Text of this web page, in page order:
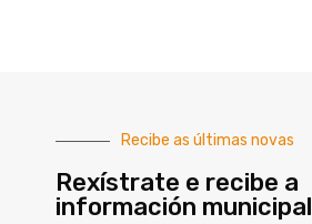
Recibe as últimas novas
Rexístrate e recibe a
información municipal